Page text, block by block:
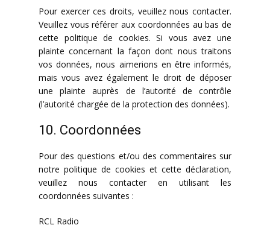
Pour exercer ces droits, veuillez nous contacter.
Veuillez vous référer aux coordonnées au bas de
cette politique de cookies. Si vous avez une
plainte concernant la façon dont nous traitons
vos données, nous aimerions en être informés,
mais vous avez également le droit de déposer
une plainte auprès de l’autorité de contrôle
(l’autorité chargée de la protection des données).
10. Coordonnées
Pour des questions et/ou des commentaires sur
notre politique de cookies et cette déclaration,
veuillez nous contacter en utilisant les
coordonnées suivantes :
RCL Radio